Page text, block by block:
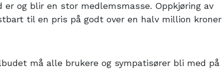
er og blir en stor medlemsmasse. Oppkjøring av
til en pris på godt over en halv million kroner
må alle brukere og sympatisører bli med på